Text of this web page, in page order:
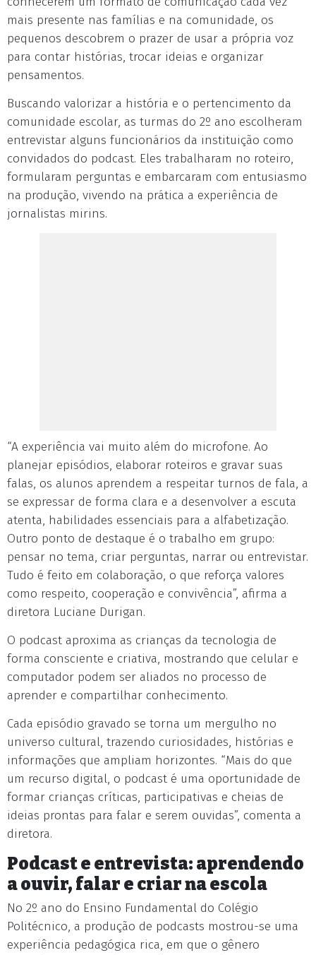
mais presente nas famílias e na comunidade, os
pequenos descobrem o prazer de usar a própria voz
para contar histórias, trocar ideias e organizar
pensamentos.
Buscando valorizar a história e o pertencimento da
comunidade escolar, as turmas do 2º ano escolheram
entrevistar alguns funcionários da instituição como
convidados do podcast. Eles trabalharam no roteiro,
formularam perguntas e embarcaram com entusiasmo
na produção, vivendo na prática a experiência de
jornalistas mirins.
“A experiência vai muito além do microfone. Ao
planejar episódios, elaborar roteiros e gravar suas
falas, os alunos aprendem a respeitar turnos de fala, a
se expressar de forma clara e a desenvolver a escuta
atenta, habilidades essenciais para a alfabetização.
Outro ponto de destaque é o trabalho em grupo:
pensar no tema, criar perguntas, narrar ou entrevistar.
Tudo é feito em colaboração, o que reforça valores
como respeito, cooperação e convivência”, afirma a
diretora Luciane Durigan.
O podcast aproxima as crianças da tecnologia de
forma consciente e criativa, mostrando que celular e
computador podem ser aliados no processo de
aprender e compartilhar conhecimento.
Cada episódio gravado se torna um mergulho no
universo cultural, trazendo curiosidades, histórias e
informações que ampliam horizontes. “Mais do que
um recurso digital, o podcast é uma oportunidade de
formar crianças críticas, participativas e cheias de
ideias prontas para falar e serem ouvidas”, comenta a
diretora.
Podcast e entrevista: aprendendo
a ouvir, falar e criar na escola
No 2º ano do Ensino Fundamental do Colégio
Politécnico, a produção de podcasts mostrou-se uma
experiência pedagógica rica, em que o gênero